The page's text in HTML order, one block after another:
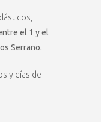
el 1 y el
Serrano.
y días de